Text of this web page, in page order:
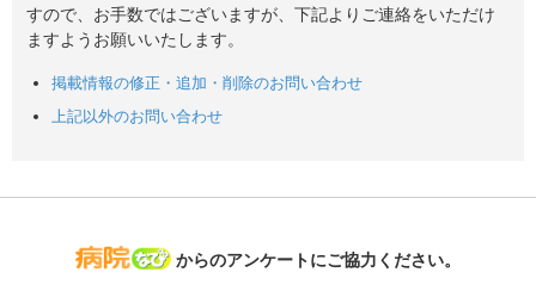
すので、お手数ではございますが、下記よりご連絡をいただけ
ますようお願いいたします。
掲載情報の修正・追加・削除のお問い合わせ
上記以外のお問い合わせ
病院なび
からのアンケートにご協力ください。